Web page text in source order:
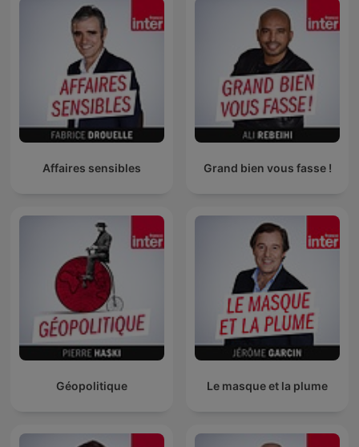
Affaires sensibles Grand bien vous fasse !
Géopolitique Le masque et la plume